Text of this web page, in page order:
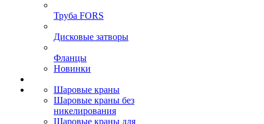
Труба FORS
Дисковые затворы
Фланцы
Новинки
Шаровые краны
Шаровые краны без
никелирования
Шаровые краны для